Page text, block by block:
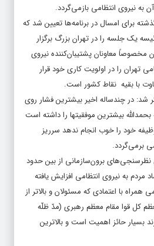
برای امسال در برنامه‌ها تعیین شد که
یک جلسه را در تهران بزرگ برگزار
مخصوصاً معاونان پشتیبان‌کننده نیروی
تهران را در اولویت کاری خود قرار
با بقیه نقاط کشور است.
شد: در چندساله اخیر بیشترین فشار روی
بیشترین موفقیتها را داشته است
خود را خوب انجام ندهد سرریز
برمی‌گردد.
برون‌سازمانی از بین حدود
مردم به نیروی انتظامی افزایش یافته
با اعتمادی که مسئولان و بالاتر از
کل قوا مقام معظم رهبری (مدّ ظلّه
بسیار حائز اهمیت است و بالاترین
از همان لحظه نخست مانند سپهبد